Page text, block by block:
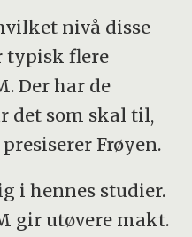
nivå disse
typisk flere
Der har de
det som skal til,
Frøyen.
i hennes studier.
gir utøvere makt.